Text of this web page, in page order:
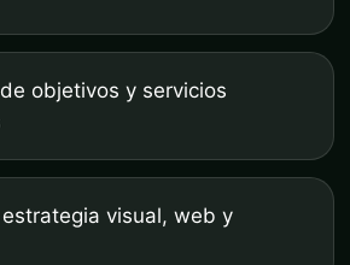
objetivos y servicios
visual, web y